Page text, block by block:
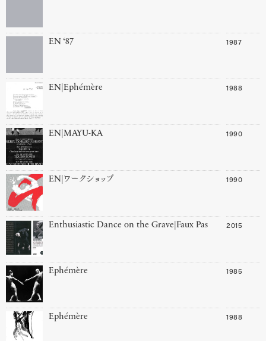
EN ‘87 1987
EN|Ephémère 1988
EN|MAYU-KA 1990
EN|ワークショップ 1990
Enthusiastic Dance on the Grave|Faux Pas 2015
Ephémère 1985
Ephémère 1988